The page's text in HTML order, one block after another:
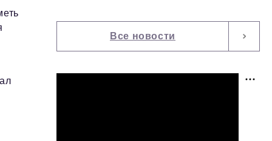
Все новости